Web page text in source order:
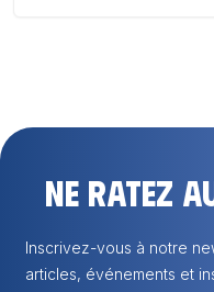
Ne ratez
Inscrivez-vous à notre
articles, événements et